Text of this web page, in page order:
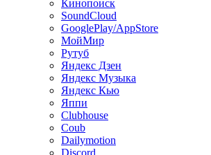
Кинопоиск
SoundCloud
GooglePlay/AppStore
МойМир
Рутуб
Яндекс Дзен
Яндекс Музыка
Яндекс Кью
Яппи
Clubhouse
Coub
Dailymotion
Discord